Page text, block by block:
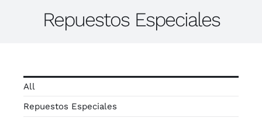
Inicio
Repuestos Especiales
All
Repuestos Especiales